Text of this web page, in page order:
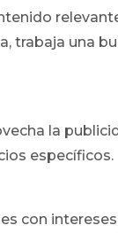
trabaja una
la
específicos.
con